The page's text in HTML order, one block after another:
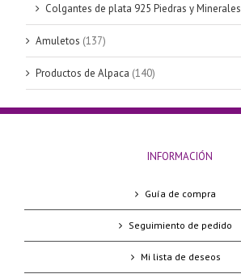
Colgantes de plata 925 Piedras y Minerales
Amuletos (137)
Productos de Alpaca (140)
INFORMACIÓN
Guía de compra
Seguimiento de pedido
Mi lista de deseos